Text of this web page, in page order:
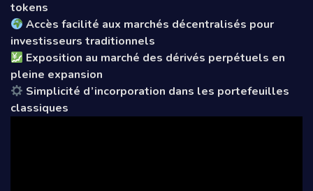
tokens
Accès facilité aux marchés décentralisés pour
investisseurs traditionnels
Exposition au marché des dérivés perpétuels en
pleine expansion
Simplicité d’incorporation dans les portefeuilles
classiques